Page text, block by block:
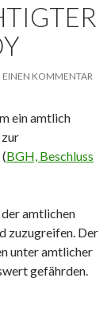
EINEN KOMMENTAR
ein amtlich
BGH, Beschluss
amtlichen
zuzugreifen. Der
unter amtlicher
gefährden.